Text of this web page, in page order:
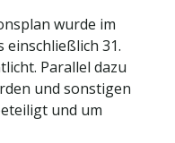
wurde im
einschließlich 31.
Parallel dazu
und sonstigen
und um